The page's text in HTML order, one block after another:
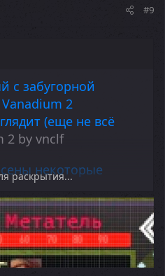
#9
с забугорной
2
(еще не всё
2 by vnclf
некоторые
watermark'ов с
фришки (всё
магии)
от церба, но с
раскрытия...